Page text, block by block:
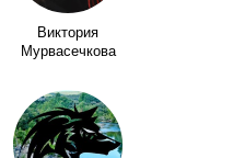
Виктория
Мурвасечкова